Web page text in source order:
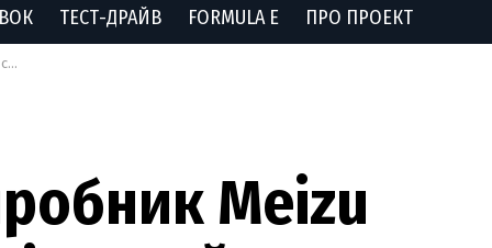
ТЕСТ-ДРАЙВ FORMULA E ПРО ПРОЕКТ
4
Meizu